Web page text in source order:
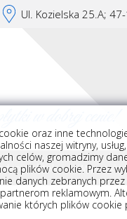
Ul. Kozielska 25.A;
płytek
oraz inne
naszej witryny,
celów, gromadzimy
plików cookie. Przez
danych zebranych
reklamowym.
których plików cookie